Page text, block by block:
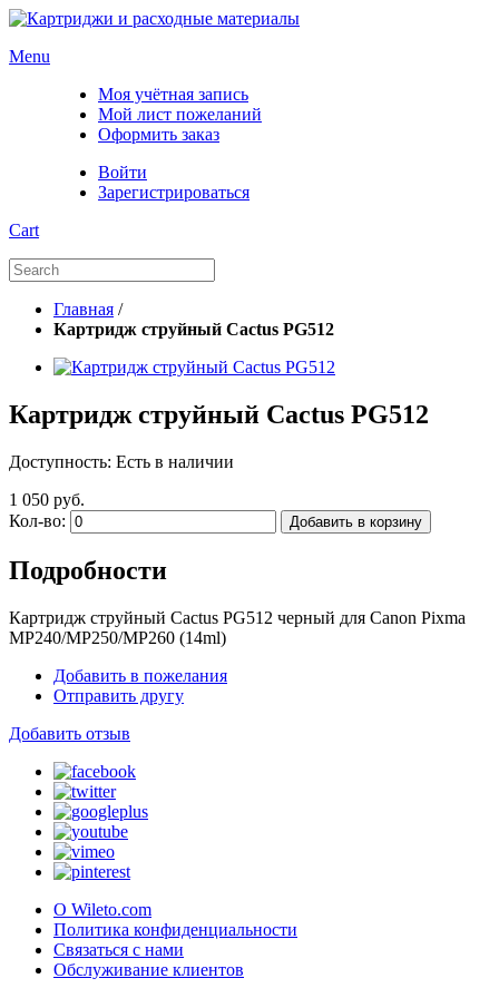
Menu
Моя учётная запись
Мой лист пожеланий
Оформить заказ
Войти
Зарегистрироваться
Cart
Главная /
Картридж струйный Cactus PG512
Картридж струйный Cactus PG512
Доступность: Есть в наличии
1 050 руб.
Кол-во:
Добавить в корзину
Подробности
Картридж струйный Cactus PG512 черный для Canon Pixma
MP240/MP250/MP260 (14ml)
Добавить в пожелания
Отправить другу
Добавить отзыв
О Wileto.com
Политика конфиденциальности
Связаться с нами
Обслуживание клиентов